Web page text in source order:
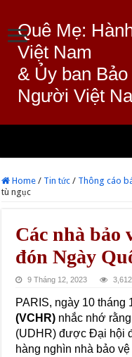
Quê Mẹ:
Việt Nam
& Ủy ban
Người Việt
Home / Tin tức / Thông cáo
tù ngục
Các nhà bảo
đón Ngày
9 Tháng 12, 2023
PARIS, ngày 10 tháng
(VCHR) nhắc nhớ
(UDHR) được Đại hội
hàng nghìn nhà bảo